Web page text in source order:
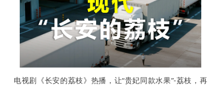
电视剧《长安的荔枝》热播，让“贵妃同款水果”-荔枝，再